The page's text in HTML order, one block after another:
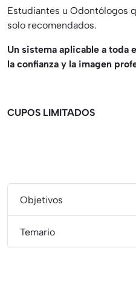
Estudiantes u Odontólogos
solo recomendados.
Un sistema aplicable a toda
la confianza y la imagen
CUPOS LIMITADOS
Objetivos
Temario